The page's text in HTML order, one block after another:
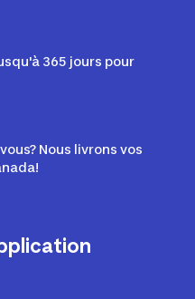
365 jours pour
Nous livrons vos